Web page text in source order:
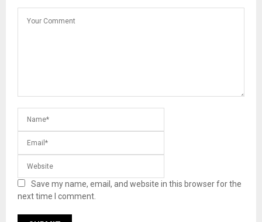
Save my name, email, and website in this browser for the
next time I comment.